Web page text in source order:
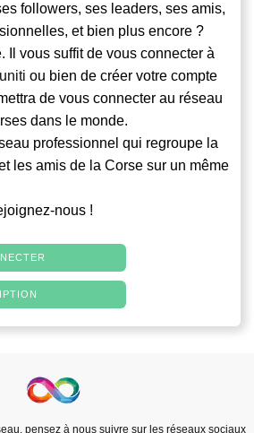
followers, ses leaders, ses amis,
et bien plus encore ?
Il vous suffit de vous connecter à
ou bien de créer votre compte
de vous connecter au réseau
dans le monde.
professionnel qui regroupe la
les amis de la Corse sur un même
nous !
pensez à nous suivre sur les réseaux sociaux